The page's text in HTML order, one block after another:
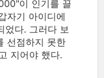
이 인기를 끌
자기 아이디에
다. 그러다 보
선점하지 못한
지어야 했다.